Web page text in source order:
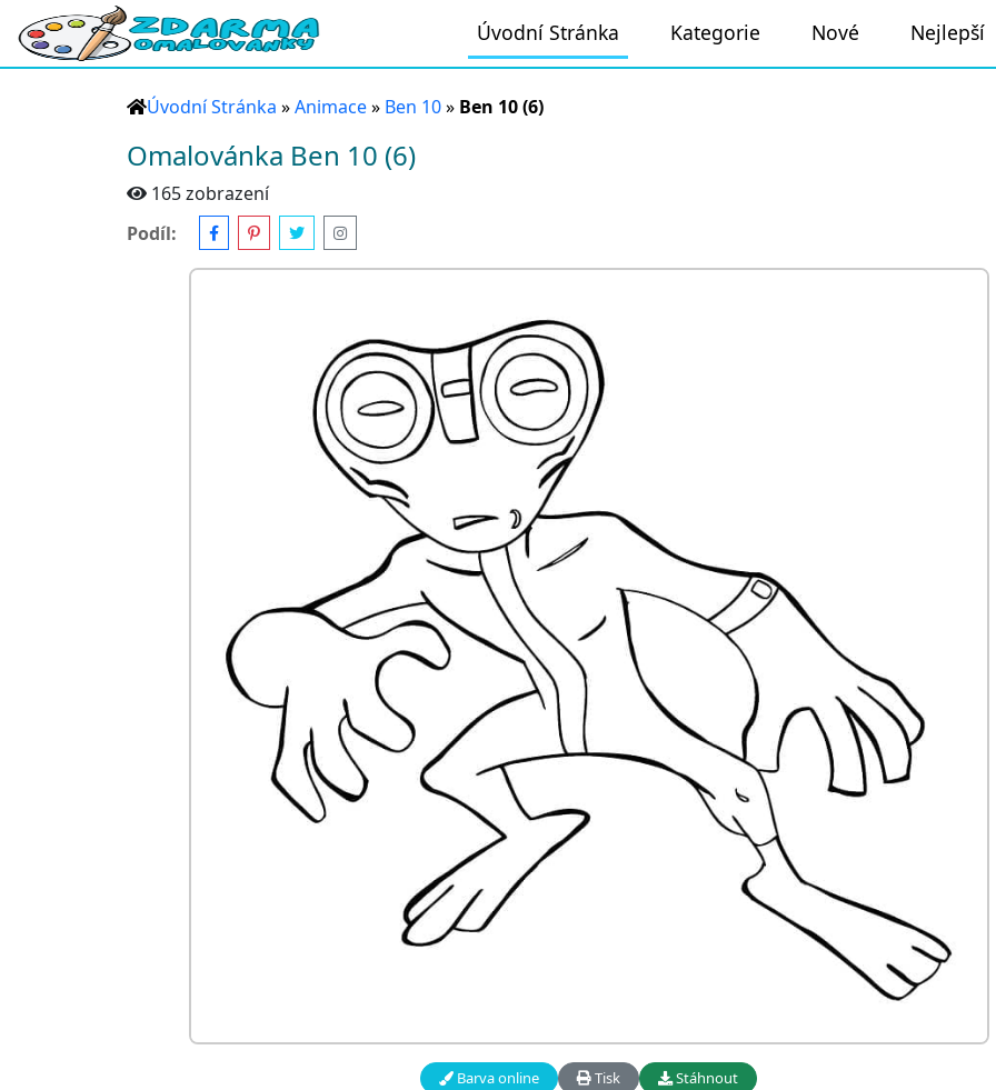
Úvodní Stránka Kategorie Nové Nejlepší
Úvodní Stránka »Animace» Ben 10» Ben 10 (6)
Omalovánka Ben 10 (6)
165 zobrazení
Podíl:
Barva online Tisk Stáhnout